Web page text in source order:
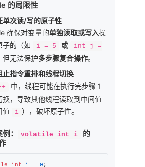
的局限性
单次读/写的原子性
确保对变量的单独读取或写入操
子的（如
i = 5 或
int j =
但无法保护多步骤复合操作。
止指令重排和线程切换
中，线程可能在执行完步骤 1
换，导致其他线程读取到中间值
值
i ），破坏原子性。
： volatile int i 的
int i = 0 ;